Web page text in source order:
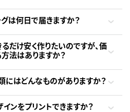
は何日で届きますか？
だけ安く作りたいのですが、価
法はありますか？
にはどんなものがありますか？
ンをプリントできますか？